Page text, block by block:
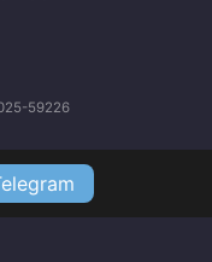
59226